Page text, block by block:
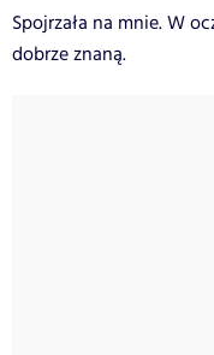
Spojrzała na mnie. W
dobrze znaną.